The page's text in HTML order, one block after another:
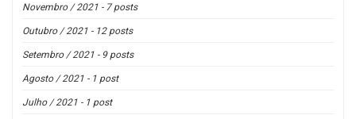
Novembro / 2021 - 7 posts
Outubro / 2021 - 12 posts
Setembro / 2021 - 9 posts
Agosto / 2021 - 1 post
Julho / 2021 - 1 post